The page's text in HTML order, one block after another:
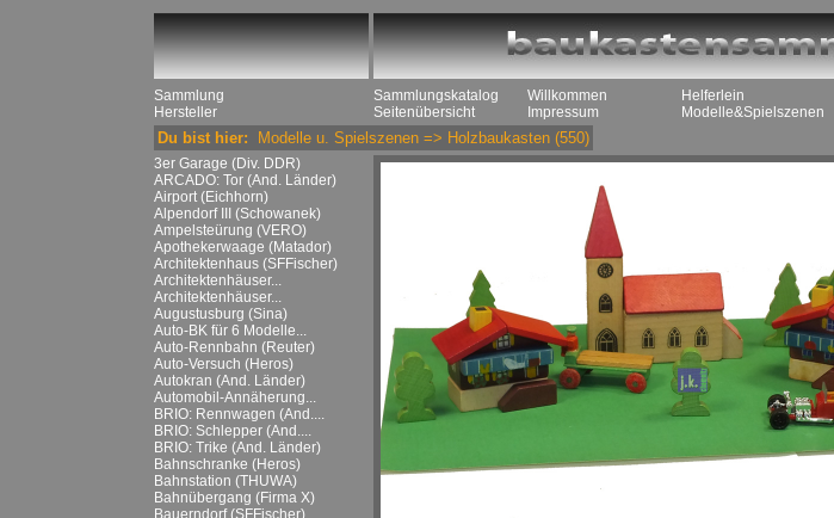
Sammlung
Hersteller
Sammlungskatalog
Seitenübersicht
Willkommen
Impressum
Helferlein
Modelle&Spielszenen
Du bist hier: Modelle u. Spielszenen => Holzbaukasten (550)
3er Garage (Div. DDR)
ARCADO: Tor (And. Länder)
Airport (Eichhorn)
Alpendorf III (Schowanek)
Ampelsteürung (VERO)
Apothekerwaage (Matador)
Architektenhaus (SFFischer)
Architektenhäuser...
Architektenhäuser...
Augustusburg (Sina)
Auto-BK für 6 Modelle...
Auto-Rennbahn (Reuter)
Auto-Versuch (Heros)
Autokran (And. Länder)
Automobil-Annäherung...
BRIO: Rennwagen (And....
BRIO: Schlepper (And....
BRIO: Trike (And. Länder)
Bahnschranke (Heros)
Bahnstation (THUWA)
Bahnübergang (Firma X)
Bauerndorf (SFFischer)